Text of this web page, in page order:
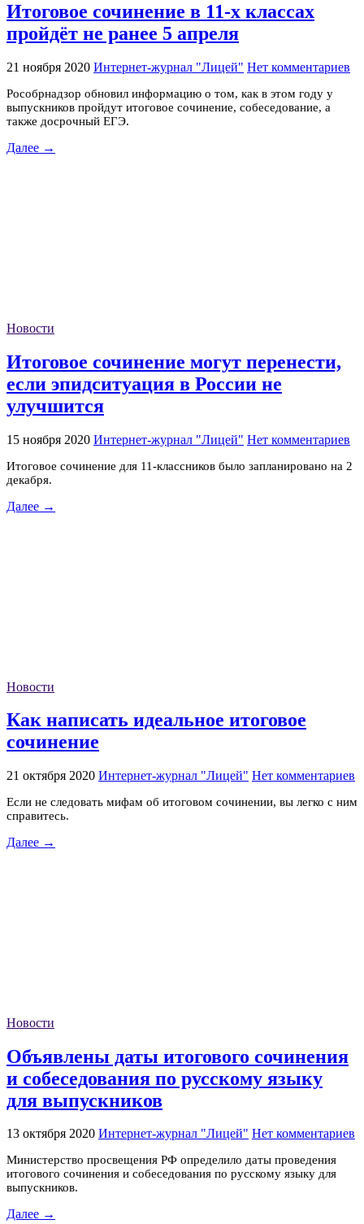
Итоговое сочинение в 11-х классах
пройдёт не ранее 5 апреля
21 ноября 2020 Интернет-журнал "Лицей" Нет комментариев
Рособрнадзор обновил информацию о том, как в этом году у
выпускников пройдут итоговое сочинение, собеседование, а
также досрочный ЕГЭ.
Далее →
Новости
Итоговое сочинение могут перенести,
если эпидситуация в России не
улучшится
15 ноября 2020 Интернет-журнал "Лицей" Нет комментариев
Итоговое сочинение для 11-классников было запланировано на 2
декабря.
Далее →
Новости
Как написать идеальное итоговое
сочинение
21 октября 2020 Интернет-журнал "Лицей" Нет комментариев
Если не следовать мифам об итоговом сочинении, вы легко с ним
справитесь.
Далее →
Новости
Объявлены даты итогового сочинения
и собеседования по русскому языку
для выпускников
13 октября 2020 Интернет-журнал "Лицей" Нет комментариев
Министерство просвещения РФ определило даты проведения
итогового сочинения и собеседования по русскому языку для
выпускников.
Далее →